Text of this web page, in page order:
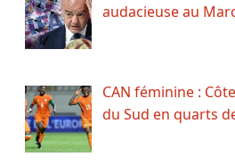
audacieuse au
CAN féminine :
du Sud en quarts